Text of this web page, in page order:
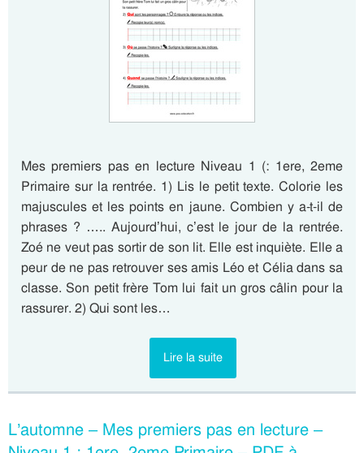
Mes premiers pas en lecture Niveau 1 (: 1ere, 2eme
Primaire sur la rentrée. 1) Lis le petit texte. Colorie les
majuscules et les points en jaune. Combien y a-t-il de
phrases ? ….. Aujourd’hui, c’est le jour de la rentrée.
Zoé ne veut pas sortir de son lit. Elle est inquiète. Elle a
peur de ne pas retrouver ses amis Léo et Célia dans sa
classe. Son petit frère Tom lui fait un gros câlin pour la
rassurer. 2) Qui sont les…
Lire la suite
L’automne – Mes premiers pas en lecture –